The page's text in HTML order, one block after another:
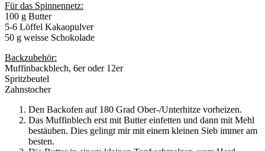
Für das Spinnennetz:
100 g Butter
5-6 Löffel Kakaopulver
50 g weisse Schokolade
Backzubehör:
Muffinbackblech, 6er oder 12er
Spritzbeutel
Zahnstocher
Den Backofen auf 180 Grad Ober-/Unterhitze vorheizen.
Das Muffinblech erst mit Butter einfetten und dann mit Mehl
bestäuben. Dies gelingt mir mit einem kleinen Sieb immer am
besten.